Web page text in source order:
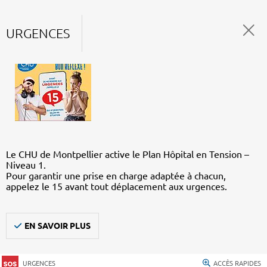
URGENCES
Le CHU de Montpellier active le Plan Hôpital en Tension –
Niveau 1.
Pour garantir une prise en charge adaptée à chacun,
appelez le 15 avant tout déplacement aux urgences.
EN SAVOIR PLUS
URGENCES ACCÈS RAPIDES